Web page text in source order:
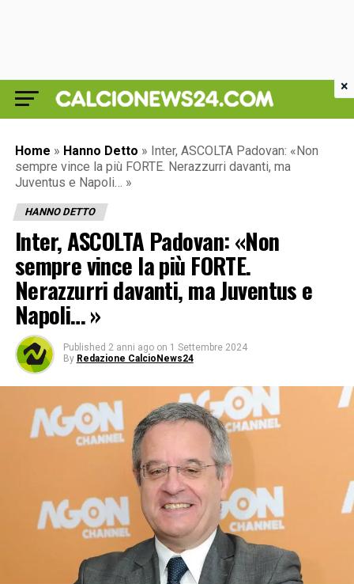
Home » Hanno Detto » Inter, ASCOLTA Padovan: «Non
sempre vince la più FORTE. Nerazzurri davanti, ma
Juventus e Napoli… »
HANNO DETTO
Inter, ASCOLTA Padovan: «Non
sempre vince la più FORTE.
Nerazzurri davanti, ma Juventus e
Napoli… »
Published 2 anni ago on 1 Settembre 2024
By Redazione CalcioNews24
×